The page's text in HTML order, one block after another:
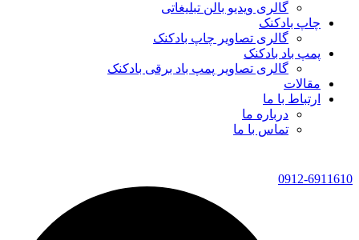
گالری ویدیو بالن تبلیغاتی
چاپ بادکنک
گالری تصاویر چاپ بادکنک
پمپ باد بادکنک
گالری تصاویر پمپ باد برقی بادکنک
مقالات
ارتباط با ما
درباره ما
تماس با ما
0912-6911610